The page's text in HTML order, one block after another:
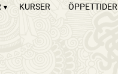
KURSER ÖPPETTIDER